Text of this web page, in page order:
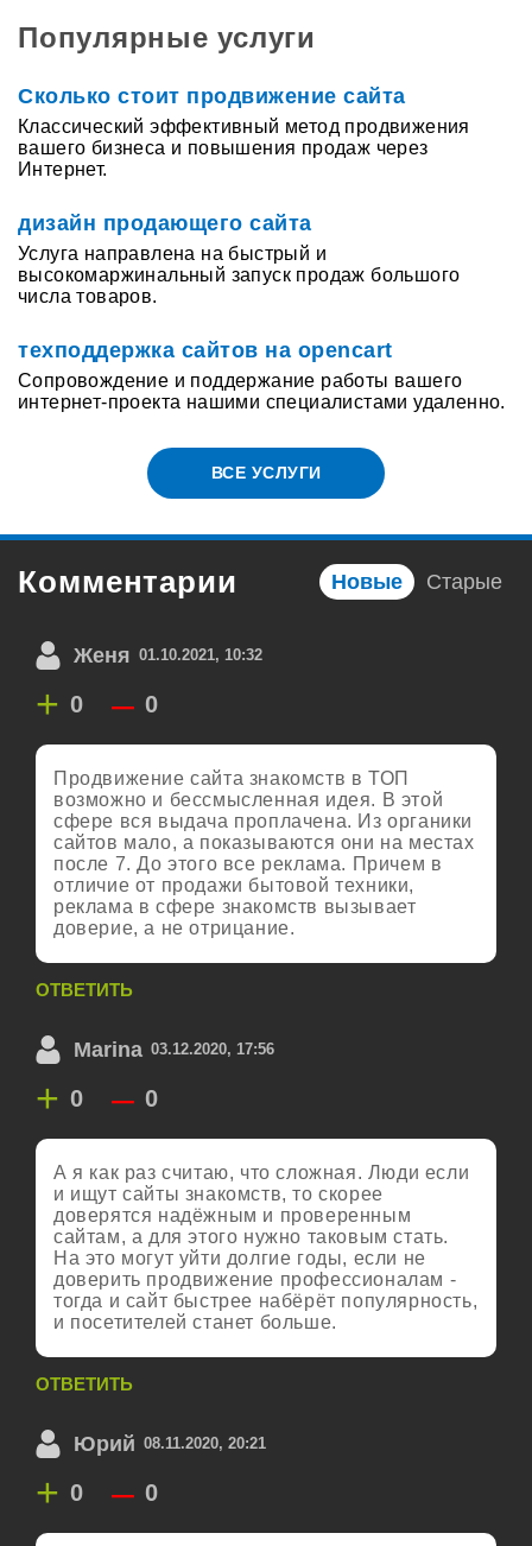
Популярные услуги
Сколько стоит продвижение сайта
Классический эффективный метод продвижения
вашего бизнеса и повышения продаж через
Интернет.
дизайн продающего сайта
Услуга направлена на быстрый и
высокомаржинальный запуск продаж большого
числа товаров.
техподдержка сайтов на opencart
Сопровождение и поддержание работы вашего
интернет-проекта нашими специалистами удаленно.
ВСЕ УСЛУГИ
Комментарии Новые Старые
Женя 01.10.2021, 10:32
+ 0 – 0
Продвижение сайта знакомств в ТОП
возможно и бессмысленная идея. В этой
сфере вся выдача проплачена. Из органики
сайтов мало, а показываются они на местах
после 7. До этого все реклама. Причем в
отличие от продажи бытовой техники,
реклама в сфере знакомств вызывает
доверие, а не отрицание.
ОТВЕТИТЬ
Marina 03.12.2020, 17:56
+ 0 – 0
А я как раз считаю, что сложная. Люди если
и ищут сайты знакомств, то скорее
доверятся надёжным и проверенным
сайтам, а для этого нужно таковым стать.
На это могут уйти долгие годы, если не
доверить продвижение профессионалам -
тогда и сайт быстрее набёрёт популярность,
и посетителей станет больше.
ОТВЕТИТЬ
Юрий 08.11.2020, 20:21
+ 0 – 0